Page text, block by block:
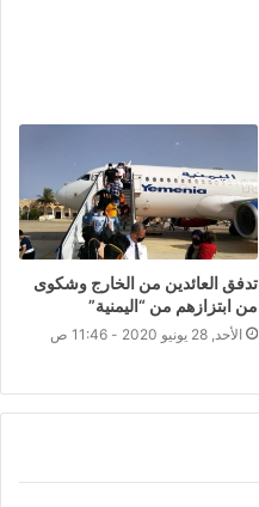
تدفق العائدين من الخارج وشكوى
من ابتزازهم من “اليمنية”
الأحد, 28 يونيو 2020 - 11:46 ص